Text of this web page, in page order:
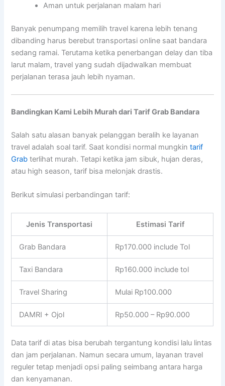
Aman untuk perjalanan malam hari
Banyak penumpang memilih travel karena lebih tenang
dibanding harus berebut transportasi online saat bandara
sedang ramai. Terutama ketika penerbangan delay dan tiba
larut malam, travel yang sudah dijadwalkan membuat
perjalanan terasa jauh lebih nyaman.
Bandingkan Kami Lebih Murah dari Tarif Grab Bandara
Salah satu alasan banyak pelanggan beralih ke layanan
travel adalah soal tarif. Saat kondisi normal mungkintarif
Grab terlihat murah. Tetapi ketika jam sibuk, hujan deras,
atau high season, tarif bisa melonjak drastis.
Berikut simulasi perbandingan tarif:
Jenis Transportasi Estimasi Tarif
Grab Bandara Rp170.000 include Tol
Taxi Bandara Rp160.000 include tol
Travel Sharing Mulai Rp100.000
DAMRI + Ojol Rp50.000 – Rp90.000
Data tarif di atas bisa berubah tergantung kondisi lalu lintas
dan jam perjalanan. Namun secara umum, layanan travel
reguler tetap menjadi opsi paling seimbang antara harga
dan kenyamanan.